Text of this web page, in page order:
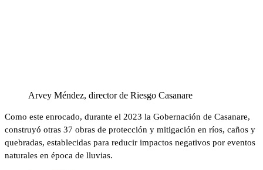
Arvey Méndez, director de Riesgo Casanare
Como este enrocado, durante el 2023 la Gobernación de Casanare,
construyó otras 37 obras de protección y mitigación en ríos, caños y
quebradas, establecidas para reducir impactos negativos por eventos
naturales en época de lluvias.